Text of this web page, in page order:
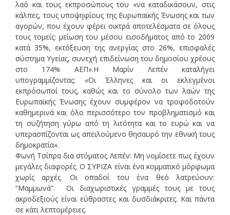
λαό και τους εκπροσώπους του «να καταδικάσουν, στις
κάλπες, τους υποψηφίους της Ευρωπαϊκής Ένωσης και των
αγορών, που έχουν φέρει οικτρά αποτελέσματα σε όλους
τους τομείς: μείωση του μέσου εισοδήματος από το 2009
κατά 35%, εκτόξευση της ανεργίας στο 26%, επισφαλές
σύστημα Υγείας, συνεχή επιδείνωση του δημοσίου χρέους
στο 174% ΑΕΠ».Η Μαρίν Λεπέν καταλήγει
υπογραμμίζοντας: «Οι Έλληνες και οι εκλεγμένοι
εκπρόσωποί τους, καθώς και το σύνολο των λαών της
Ευρωπαϊκής Ένωσης έχουν συμφέρον να τροφοδοτούν
καθημερινά και όλο περισσότερο τον προβληματισμό και
τη συζήτηση γύρω από τη λιτότητα και το ευρώ και να
υπερασπίζονται ως απειλούμενο θησαυρό την εθνική τους
δημοκρατία».
Φωνή Τσίπρα δια στόματος Λεπέν: Μη νομίσετε πως έχουν
μεγάλες διαφορές. Ο ΣΥΡΙΖΑ είναι ένα κομματικό μόρφωμα
χωρίς αρχές. Οι οπαδοί του ένα θεό λατρεύουν:
“Μαμμωνά”. Οι διαχωριστικές γραμμές τους με τους
ακροδεξιούς είναι εύθραστες και δυσδιάκριτες. Και πάντα
σε κάτι λεπτομέρειες.